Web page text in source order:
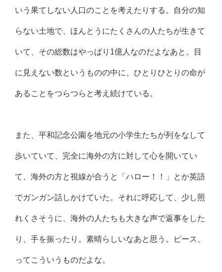
いう果てしない人口のことを考えたりする。自分の知
らない土地で、ほんとうにたくさんの人たちが生きて
いて、その総数はやっぱり1億人なのだよなあと。目
に見えない数というものの中に、ひとりひとりの命が
あることをつらつらと考え続けている。
また、平和記念公園を地元の小学生たちが列をなして
歩いていて、完全に海外の方に対して心を開いてい
て、海外の方と視線が合うと「ハロー！！」とか英語
でガンガン話しかけていた。それに呼応して、少し照
れくさそうに、海外の人たちも大きな声で返事をした
り、手を振ったり。素晴らしいなあと思う。ピース、
ってこういうものだよな。